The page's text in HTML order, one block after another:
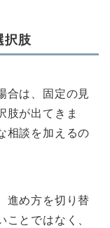
択肢
合は、固定の見
肢が出てきま
相談を加えるの
進め方を切り替
とではなく、